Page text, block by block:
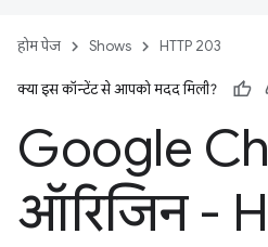
होम पेज Shows HTTP 203
क्या इस कॉन्टेंट से आपको मदद मिली?
Google
ऑरिजिन -